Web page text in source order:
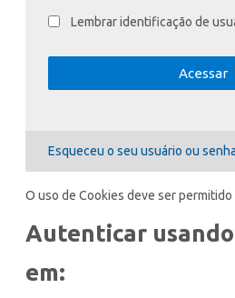
Lembrar identificação de
Acessar
Esqueceu o seu usuário ou
O uso de Cookies deve ser
Autenticar
em: